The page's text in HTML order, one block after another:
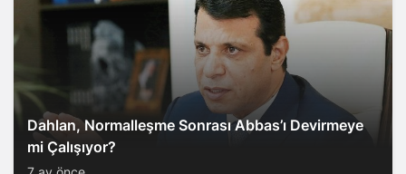
Dahlan, Normalleşme Sonrası Abbas’ı Devirmeye
mi Çalışıyor?
7 ay önce